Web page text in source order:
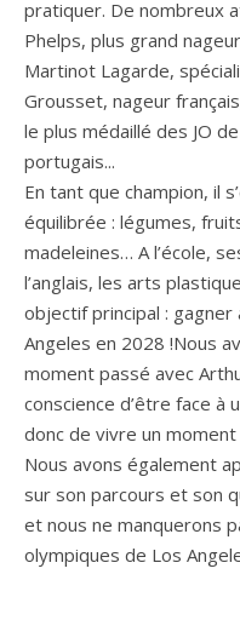
pratiquer. De nombreux
Phelps, plus grand
Martinot Lagarde,
Grousset, nageur
le plus médaillé des JO
portugais...
En tant que champion, il
équilibrée : légumes,
madeleines… A l’école,
l’anglais, les arts
objectif principal :
Angeles en 2028 !Nous
moment passé avec
conscience d’être face à
donc de vivre un
Nous avons également
sur son parcours et son
et nous ne manquerons
olympiques de Los